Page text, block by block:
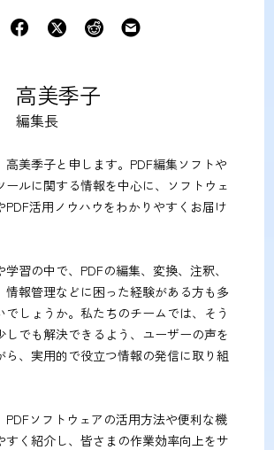
高美季子
編集長
高美季子と申します。PDF編集ソフトや
ールに関する情報を中心に、ソフトウェ
PDF活用ノウハウをわかりやすくお届け
学習の中で、PDFの編集、変換、注釈、
情報管理などに困った経験がある方も多
でしょうか。私たちのチームでは、そう
しでも解決できるよう、ユーザーの声を
ら、実用的で役立つ情報の発信に取り組
PDFソフトウェアの活用方法や便利な機
すく紹介し、皆さまの作業効率向上をサ